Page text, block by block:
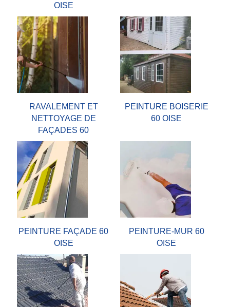
OISE
RAVALEMENT ET
NETTOYAGE DE
FAÇADES 60
PEINTURE BOISERIE
60 OISE
PEINTURE FAÇADE 60
OISE
PEINTURE-MUR 60
OISE